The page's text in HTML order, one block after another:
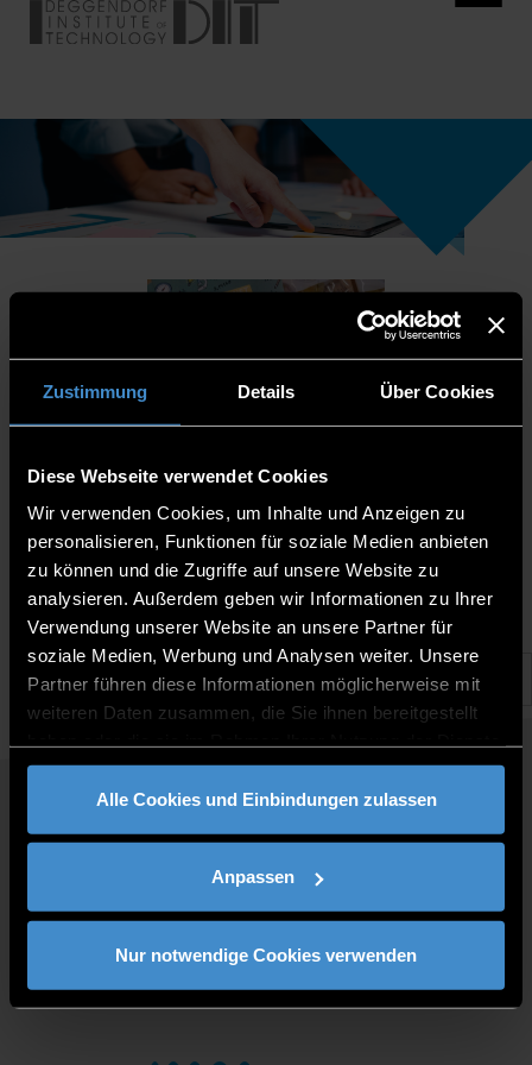
Zustimmung Details Über Cookies
Diese Webseite verwendet Cookies
Wir verwenden Cookies, um Inhalte und Anzeigen zu
personalisieren, Funktionen für soziale Medien anbieten
zu können und die Zugriffe auf unsere Website zu
analysieren. Außerdem geben wir Informationen zu Ihrer
Verwendung unserer Website an unsere Partner für
soziale Medien, Werbung und Analysen weiter. Unsere
Partner führen diese Informationen möglicherweise mit
weiteren Daten zusammen, die Sie ihnen bereitgestellt
gesammelt haben.
Alle Cookies und Einbindungen zulassen
Anpassen
Nur notwendige Cookies verwenden
20.1.2023 |
QUICKLINKS
FOR BUSINESSES
DIRECTIONS